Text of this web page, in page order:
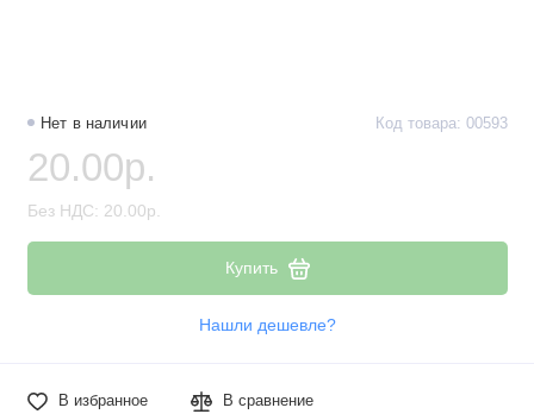
Резисторы
Реле
Стабилизаторы питания
Транзисторы
Нет в наличии Код товара: 00593
20.00р.
Без НДС: 20.00р.
Купить
Нашли дешевле?
В избранное В сравнение